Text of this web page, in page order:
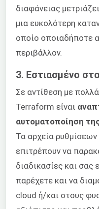
διαφάνειας
μια ευκολότερη
οποίο οποιαδήποτε
περιβάλλον.
3. Εστιασμένο
Σε αντίθεση με
Terraform είναι
αυτοματοποίηση
Τα αρχεία
επιτρέπουν να
διαδικασίες και σας
παρέχετε και να
cloud ή/και στους